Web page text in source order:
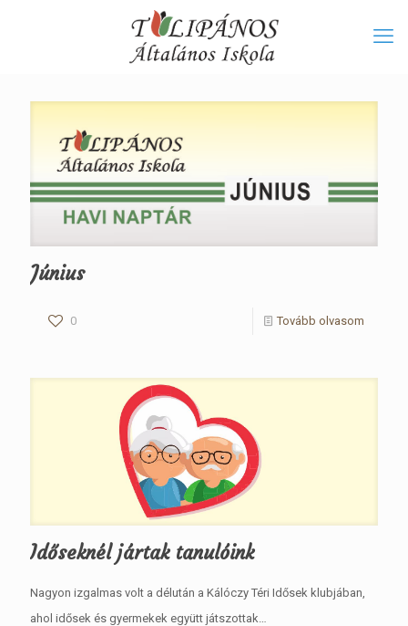
Június
0 Tovább olvasom
Időseknél jártak tanulóink
Nagyon izgalmas volt a délután a Kálóczy Téri Idősek klubjában,
ahol idősek és gyermekek együtt játszottak…